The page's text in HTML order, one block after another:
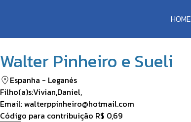
HOME
Walter Pinheiro e Sueli
Espanha - Leganés
Filho(a)s:Vivian,Daniel,
Email:walterppinheiro@hotmail.com
Código para contribuição R$ 0,69